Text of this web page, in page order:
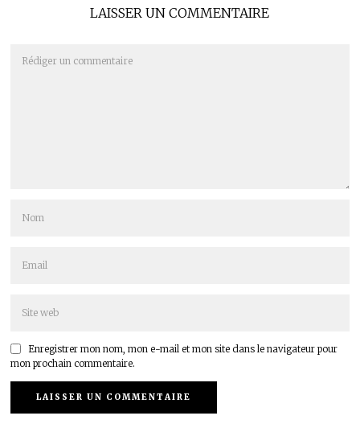
LAISSER UN COMMENTAIRE
Enregistrer mon nom, mon e-mail et mon site dans le navigateur pour
mon prochain commentaire.